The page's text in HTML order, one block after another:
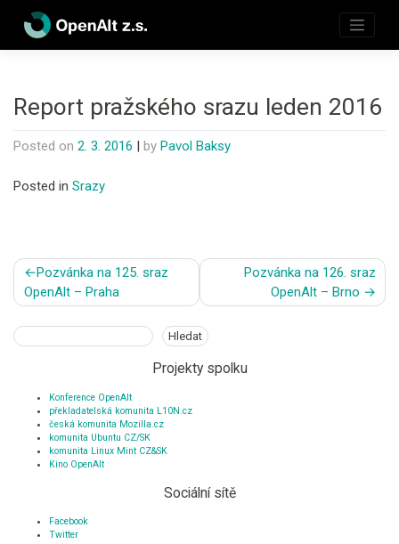
content
Report pražského srazu leden 2016
Posted on 2. 3. 2016 by Pavol Baksy
Posted in Srazy
Navigace
pro
příspěvek
Pozvánka na 125. sraz
OpenAlt – Praha
Pozvánka na 126. sraz
OpenAlt – Brno
Hledat Hledat
Projekty spolku
Konference OpenAlt
překladatelská komunita L10N.cz
česká komunita Mozilla.cz
komunita Ubuntu CZ/SK
komunita Linux Mint CZ&SK
Kino OpenAlt
Sociální sítě
Facebook
Twitter